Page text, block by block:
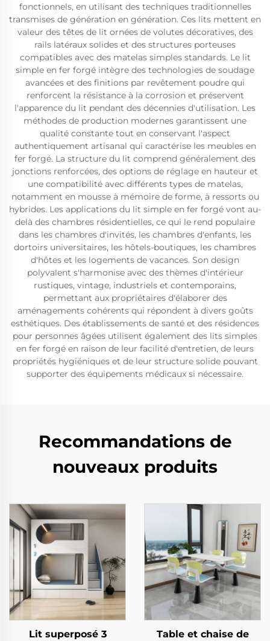
fonctionnels, en utilisant des techniques traditionnelles
transmises de génération en génération. Ces lits mettent en
valeur des têtes de lit ornées de volutes décoratives, des
rails latéraux solides et des structures porteuses
compatibles avec des matelas simples standards. Le lit
simple en fer forgé intègre des technologies de soudage
avancées et des finitions par revêtement poudre qui
renforcent la résistance à la corrosion et préservent
l'apparence du lit pendant des décennies d'utilisation. Les
méthodes de production modernes garantissent une
qualité constante tout en conservant l'aspect
authentiquement artisanal qui caractérise les meubles en
fer forgé. La structure du lit comprend généralement des
jonctions renforcées, des options de réglage en hauteur et
une compatibilité avec différents types de matelas,
notamment en mousse à mémoire de forme, à ressorts ou
hybrides. Les applications du lit simple en fer forgé vont au-
delà des chambres résidentielles, ce qui le rend populaire
dans les chambres d'invités, les chambres d'enfants, les
dortoirs universitaires, les hôtels-boutiques, les chambres
d'hôtes et les logements de vacances. Son design
polyvalent s'harmonise avec des thèmes d'intérieur
rustiques, vintage, industriels et contemporains,
permettant aux propriétaires d'élaborer des
aménagements cohérents qui répondent à divers goûts
esthétiques. Des établissements de santé et des résidences
pour personnes âgées utilisent également des lits simples
en fer forgé en raison de leur facilité d'entretien, de leurs
propriétés hygiéniques et de leur structure solide pouvant
supporter des équipements médicaux si nécessaire.
Recommandations de
nouveaux produits
Lit superposé 3
Table et chaise de